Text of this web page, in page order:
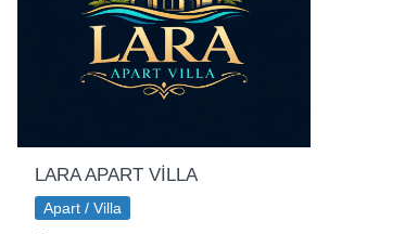
LARA APART VİLLA
Apart / Villa